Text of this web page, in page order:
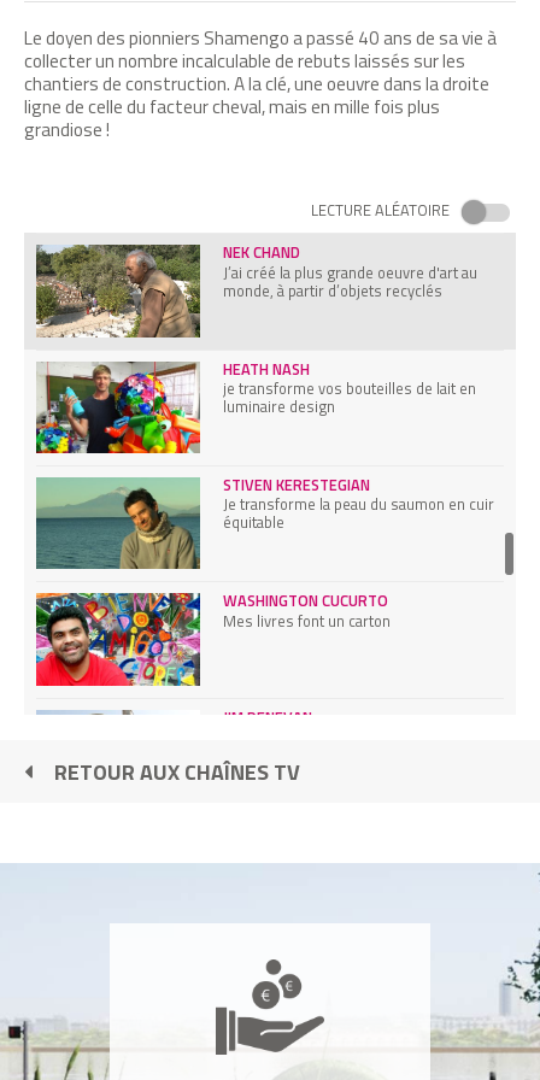
Le doyen des pionniers Shamengo a passé 40 ans de sa vie à
collecter un nombre incalculable de rebuts laissés sur les
chantiers de construction. A la clé, une oeuvre dans la droite
ligne de celle du facteur cheval, mais en mille fois plus
grandiose !
LECTURE ALÉATOIRE
J'ai créé le festival zero déchet
NEK CHAND
J’ai créé la plus grande oeuvre d'art au
monde, à partir d’objets recyclés
HEATH NASH
je transforme vos bouteilles de lait en
luminaire design
STIVEN KERESTEGIAN
Je transforme la peau du saumon en cuir
équitable
WASHINGTON CUCURTO
Mes livres font un carton
JIM DENEVAN
marées
Je recycle les sacs en plastique de New
Delhi
CHARLIE TODD
RETOUR AUX CHAÎNES TV